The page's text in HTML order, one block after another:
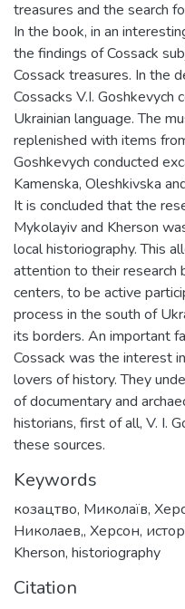
treasures and the search
In the book, in an
the findings of Cossack
Cossack treasures. In the
Cossacks V.I. Goshkevych
Ukrainian language. The
replenished with items
Goshkevych conducted
Kamenska, Oleshkivska
It is concluded that the
Mykolayiv and Kherson
local historiography. This
attention to their research
centers, to be active
process in the south of
its borders. An important
Cossack was the interest
lovers of history. They
of documentary and
historians, first of all, V. I.
these sources.
Keywords
козацтво, Миколаїв,
Николаев,, Херсон,
Kherson, historiography
Citation